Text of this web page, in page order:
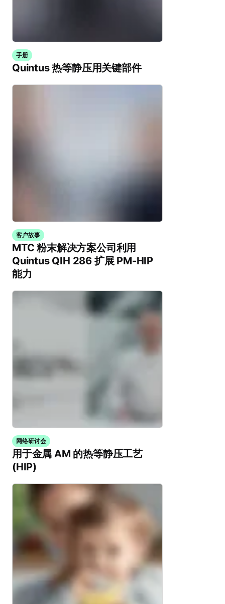
手册
Quintus 热等静压用关键部件
客户故事
MTC 粉末解决方案公司利用
Quintus QIH 286 扩展 PM-HIP
能力
网络研讨会
用于金属 AM 的热等静压工艺
(HIP)